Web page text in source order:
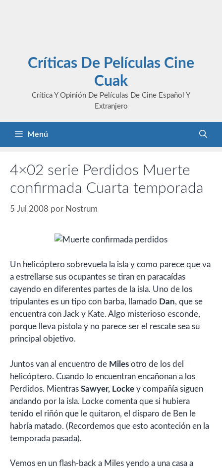
Críticas De Películas Cine
Cuak
Crítica Y Opinión De Películas De Cine Español Y
Extranjero
Menú
4×02 serie Perdidos Muerte
confirmada Cuarta temporada
5 Jul 2008 por Nostrum
Un helicóptero sobrevuela la isla y como parece que va
a estrellarse sus ocupantes se tiran en paracaídas
cayendo en diferentes partes de la isla. Uno de los
tripulantes es un tipo con barba, llamado Dan, que se
encuentra con Jack y Kate. Algo misterioso esconde,
porque lleva pistola y no parece ser el rescate sea su
principal objetivo.
Juntos van al encuentro de Miles otro de los del
helicóptero. Cuando lo encuentran encañonan a los
Perdidos. Mientras Sawyer, Locke y compañía siguen
andando por la isla. Locke comenta que si hubiera
tenido el riñón que le quitaron, el disparo de Ben le
habría matado. (Recordemos que esto aconteción en la
temporada pasada).
Vemos en un flash-back a Miles yendo a una casa a